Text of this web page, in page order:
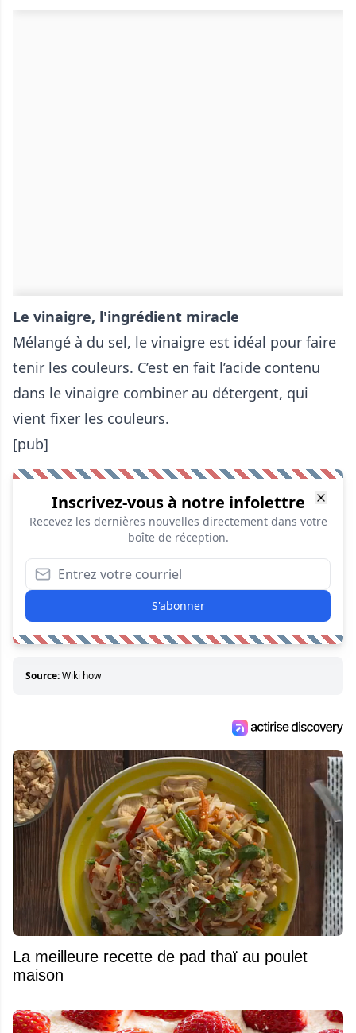
Le vinaigre, l'ingrédient miracle
Mélangé à du sel, le vinaigre est idéal pour faire
tenir les couleurs. C’est en fait l’acide contenu
dans le vinaigre combiner au détergent, qui
vient fixer les couleurs.
[pub]
Inscrivez-vous à notre infolettre
Recevez les dernières nouvelles directement dans votre
boîte de réception.
S'abonner
Source:Wiki how
La meilleure recette de pad thaï au poulet
maison